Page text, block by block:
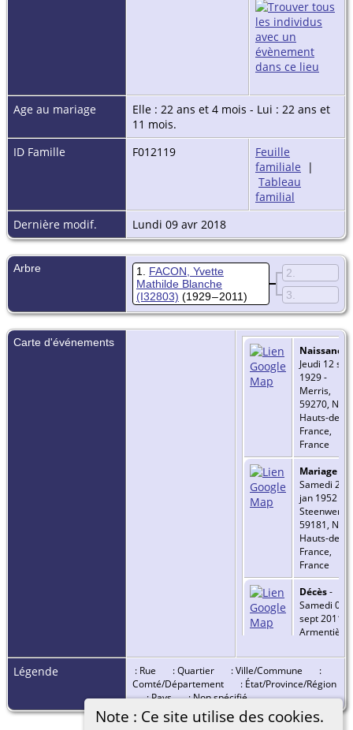
Note : Ce site utilise des cookies.
Age au mariage
Elle : 22 ans et 4 mois - Lui : 22 ans et
11 mois.
ID Famille
F012119
Feuille
familiale |
Tableau
familial
Dernière modif.
Lundi 09 avr 2018
Arbre 1
FACON, Yvette
Mathilde Blanche
(I32803) (1929 – 2011)
2
3
Carte d'événements
Naissance
Jeudi 12
1929 -
Merris,
59270,
Hauts-de-
France,
France
Mariage
Samedi 26
jan 1952 -
Steenwerck,
59181,
Hauts-de-
France,
France
Décès-
Samedi 03
sept 2011 -
Hauts-de-
France,
France
Légende : Rue : Quartier : Ville/Commune
:
Comté/Département
: État/Province/Région
: Pays: Non spécifié